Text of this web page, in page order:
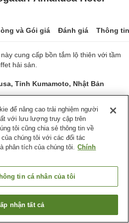
và Gói giá Đánh giá Thông
cung cấp bồn tắm lộ thiên với tầm
hải sản.
Tỉnh Kumamoto, Nhật Bản
lượt
Kumamoto
Thành phố Kamiamakusa
phòng trống
để nâng cao trải nghiệm người
với lưu lượng truy cập trên
tôi cũng chia sẻ thông tin về
chúng tôi với các đối tác
phân tích của chúng tôi. Chính
tin cá nhân của tôi
nhận tất cả